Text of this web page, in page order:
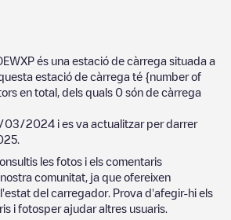
és una estació de càrrega situada a
estació de càrrega té {number of
en total, dels quals 0 són de càrrega
03/2024 i es va actualitzar per darrer
les fotos i els comentaris
comunitat, ja que ofereixen
del carregador. Prova d'afegir-hi els
i fotosper ajudar altres usuaris.